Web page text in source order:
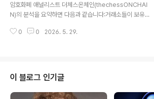
고 강조.미국 재정 상황과 관련된 그의 논지는 다음과 같습
니다:미국 국가 부채가 39조 달러를 돌파, 연간 이자 비용
만 1조 달러를 넘어 국방비를 초월.세수의 약 19%가 생산
암호화폐 애널리스트 더체스온체인(thechessONCHAI
N)의 분석을 요약하면 다음과 같습니다:거래소들이 보유한
019년 8월 수준.현재 BTC 가격은 당시보다 약 8배 높음.
이 줄어드는 의미지만, 가격 상승을 위해서는 수요가 반드
시 뒷받침돼야 함.공급 부족 현상은 지속되고 있으며, 현물
ETF라는 새로운 수요 동력은 존재하지만 ETF 출시 이후
0 0 2026. 5. 29.
이 블로그 인기글